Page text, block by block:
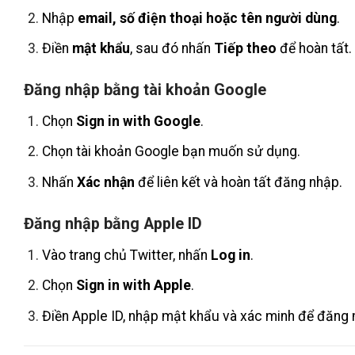
Nhập email, số điện thoại hoặc tên người dùng.
Điền mật khẩu, sau đó nhấn Tiếp theo để hoàn tất.
Đăng nhập bằng tài khoản Google
Chọn Sign in with Google.
Chọn tài khoản Google bạn muốn sử dụng.
Nhấn Xác nhận để liên kết và hoàn tất đăng nhập.
Đăng nhập bằng Apple ID
Vào trang chủ Twitter, nhấn Log in.
Chọn Sign in with Apple.
Điền Apple ID, nhập mật khẩu và xác minh để đăng